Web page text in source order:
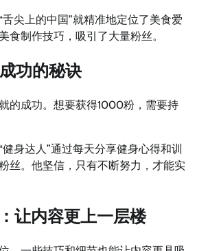
舌尖上的中国”就精准地定位了美食爱
食制作技巧，吸引了大量粉丝。
功的秘诀
的成功。想要获得1000粉，需要持
身达人”通过每天分享健身心得和训
丝。他坚信，只有不断努力，才能实
让内容更上一层楼